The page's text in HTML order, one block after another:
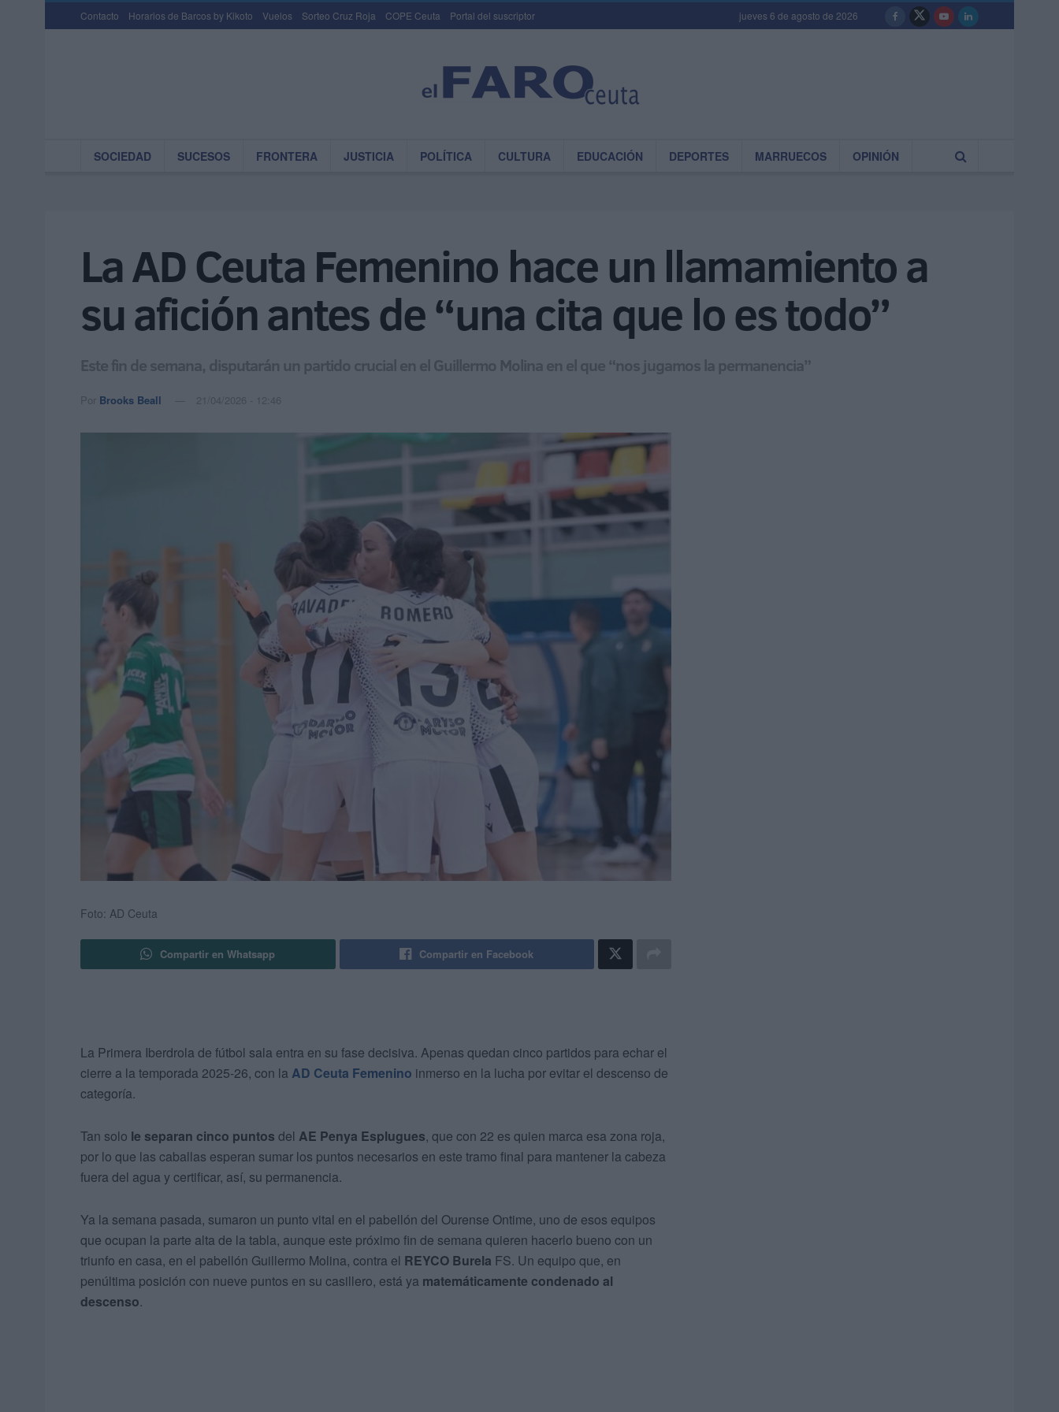
Contacto Horarios de Barcos by Kikoto Vuelos Sorteo Cruz Roja COPE Ceuta Portal del suscriptor jueves 6 de agosto de 2026
SOCIEDAD SUCESOS FRONTERA JUSTICIA POLÍTICA CULTURA EDUCACIÓN DEPORTES MARRUECOS OPINIÓN
La AD Ceuta Femenino hace un llamamiento a
su afición antes de “una cita que lo es todo”
Este fin de semana, disputarán un partido crucial en el Guillermo Molina en el que “nos jugamos la permanencia”
Por Brooks Beall 21/04/2026 - 12:46
Foto: AD Ceuta
Compartir en Whatsapp Compartir en Facebook
La Primera Iberdrola de fútbol sala entra en su fase decisiva. Apenas quedan cinco partidos para echar el
cierre a la temporada 2025-26, con la AD Ceuta Femenino inmerso en la lucha por evitar el descenso de
categoría.
Tan solo le separan cinco puntos del AE Penya Esplugues, que con 22 es quien marca esa zona roja,
por lo que las caballas esperan sumar los puntos necesarios en este tramo final para mantener la cabeza
fuera del agua y certificar, así, su permanencia.
Ya la semana pasada, sumaron un punto vital en el pabellón del Ourense Ontime, uno de esos equipos
que ocupan la parte alta de la tabla, aunque este próximo fin de semana quieren hacerlo bueno con un
triunfo en casa, en el pabellón Guillermo Molina, contra el REYCO Burela FS. Un equipo que, en
penúltima posición con nueve puntos en su casillero, está ya matemáticamente condenado al
descenso.